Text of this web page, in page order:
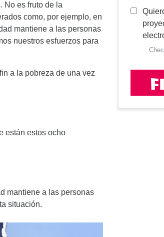
No es fruto de la
como, por ejemplo, en
mantiene a las personas
nuestros esfuerzos para
a la pobreza de una vez
están estos ocho
mantiene a las personas
situación.